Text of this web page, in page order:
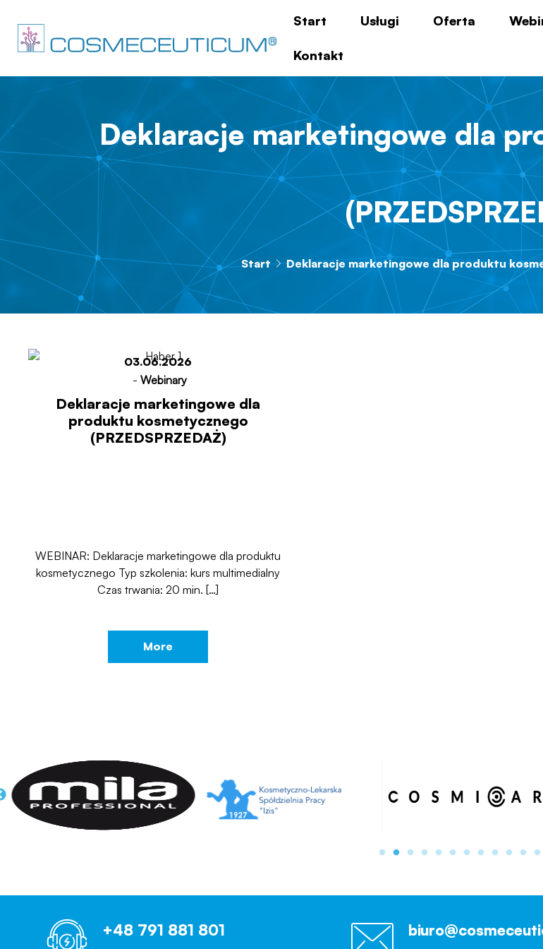
Start Usługi Oferta
Kontakt
Deklaracje marketingowe dla
Start Deklaracje marketingowe dla produktu
03.06.2026
- Webinary
Deklaracje marketingowe dla
produktu kosmetycznego
(PRZEDSPRZEDAŻ)
WEBINAR: Deklaracje marketingowe dla produktu
kosmetycznego Typ szkolenia: kurs multimedialny
Czas trwania: 20 min. […]
More
+48 791 881 801